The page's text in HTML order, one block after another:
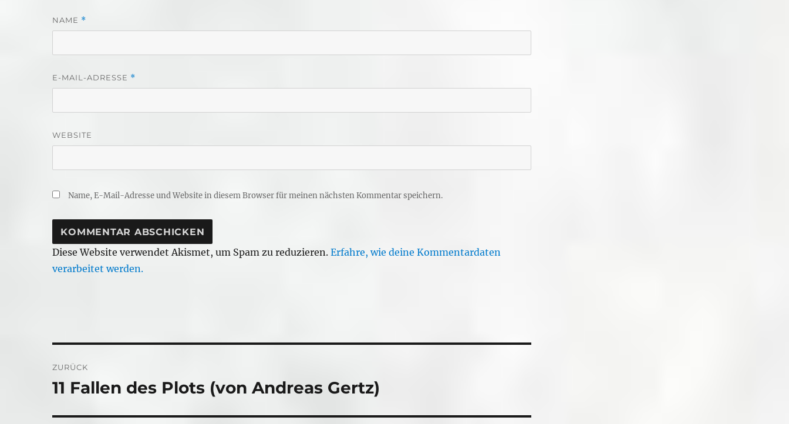
NAME *
E-MAIL-ADRESSE *
WEBSITE
Name, E-Mail-Adresse und Website in diesem Browser für meinen nächsten Kommentar speichern.
Diese Website verwendet Akismet, um Spam zu reduzieren.Erfahre, wie deine Kommentardaten
verarbeitet werden.
ZURÜCK
Vorheriger
11 Fallen des Plots (von Andreas Gertz)